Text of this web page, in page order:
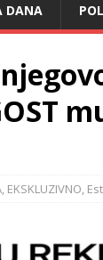
DANA
, EKSKLUZIVNO,